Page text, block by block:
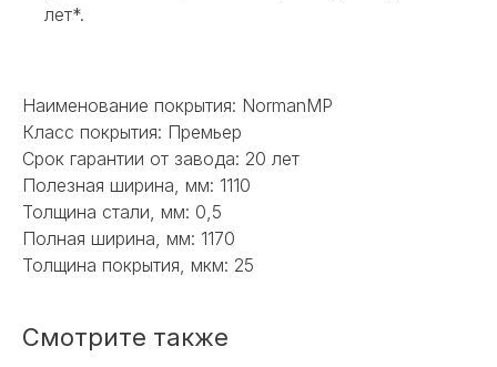
лет*.
Наименование покрытия: NormanMP
Класс покрытия: Премьер
Срок гарантии от завода: 20 лет
Полезная ширина, мм: 1110
Толщина стали, мм: 0,5
Полная ширина, мм: 1170
Толщина покрытия, мкм: 25
Смотрите также
С ВЫБОРОМ?
телефону или заполните форму для
индивидуального подбора.
+7